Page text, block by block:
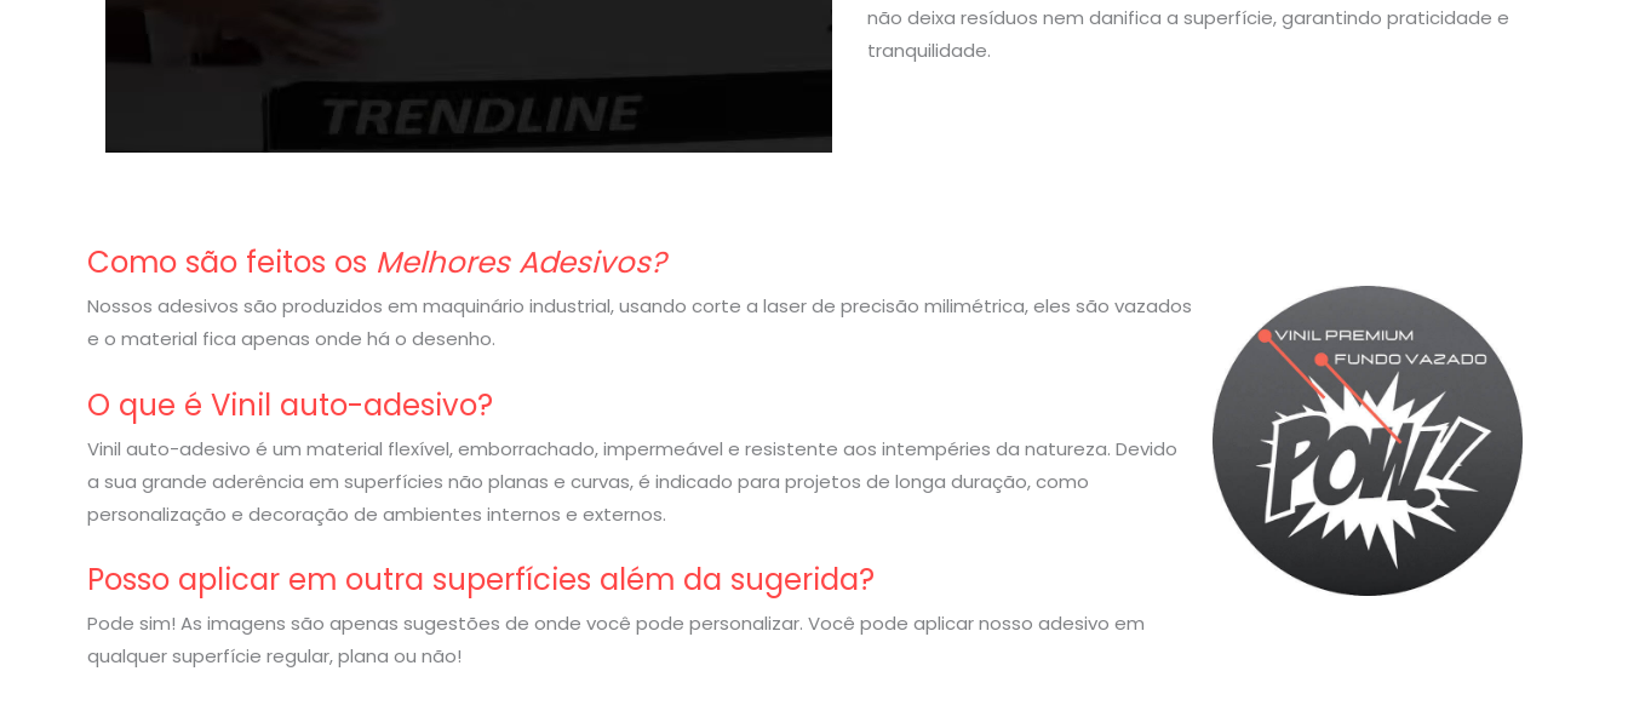
não deixa resíduos nem danifica a superfície, garantindo praticidade e
tranquilidade.
Como são feitos os Melhores Adesivos?
Nossos adesivos são produzidos em maquinário industrial, usando corte a laser de precisão milimétrica, eles são vazados
e o material fica apenas onde há o desenho.
O que é Vinil auto-adesivo?
Vinil auto-adesivo é um material flexível, emborrachado, impermeável e resistente aos intempéries da natureza. Devido
a sua grande aderência em superfícies não planas e curvas, é indicado para projetos de longa duração, como
personalização e decoração de ambientes internos e externos.
Posso aplicar em outra superfícies além da sugerida?
Pode sim! As imagens são apenas sugestões de onde você pode personalizar. Você pode aplicar nosso adesivo em
qualquer superfície regular, plana ou não!